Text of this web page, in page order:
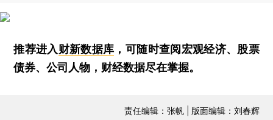
推荐进入财新数据库 ，可随时查阅宏观经济、股票
债券、公司人物，财经数据尽在掌握。
责任编辑：张帆 | 版面编辑：刘春辉